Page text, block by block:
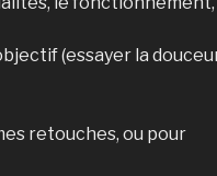
(essayer la
retouches, ou pour